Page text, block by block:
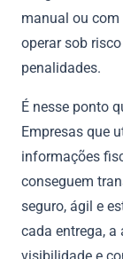
manual ou
operar sob
penalidades.
É nesse ponto
Empresas que
informações
conseguem
seguro, ágil e
cada entrega,